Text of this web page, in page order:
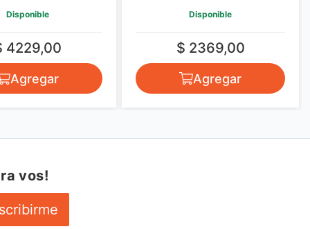
Disponible
4229,00
Agregar
Disponible
$ 2369,00
Agregar
vos!